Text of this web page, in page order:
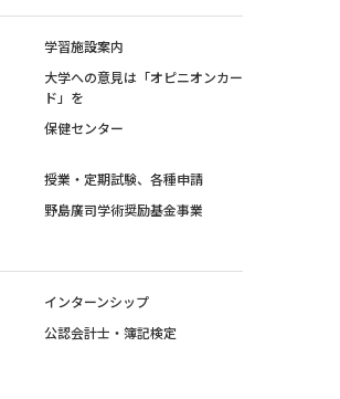
学習施設案内
大学への意見は「オピニオンカー
ド」を
保健センター
授業・定期試験、各種申請
野島廣司学術奨励基金事業
インターンシップ
公認会計士・簿記検定